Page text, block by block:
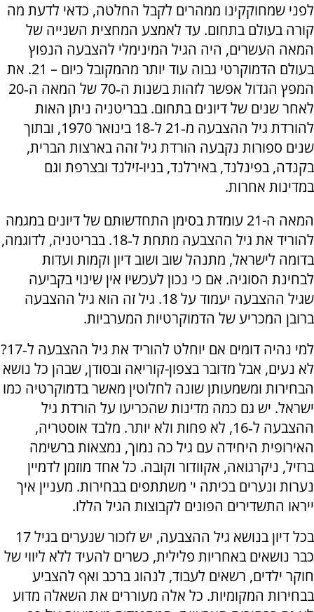
לפני שמחוקקינו ממהרים לקבל החלטה, כדאי לדעת מה
קורה בעולם בתחום. עד לאמצע המחצית השנייה של
המאה העשרים, היה הגיל המינימלי להצבעה הנפוץ
בעולם הדמוקרטי גבוה עוד יותר מהמקובל כיום – 21. את
המפץ הגדול אפשר לזהות בשנות ה‑70 של המאה ה‑20
לאחר שנים של דיונים בתחום. בבריטניה ניתן האות
להורדת גיל ההצבעה מ‑21 ל‑18 בינואר 1970, ובתוך
שנים ספורות נקבעה הורדת גיל זהה בארצות הברית,
בקנדה, בפינלנד, באירלנד, בניו-זילנד ובצרפת וגם
במדינות אחרות.
המאה ה-21 עומדת בסימן התחדשותם של דיונים במגמה
להוריד את גיל ההצבעה מתחת ל‑18. בבריטניה, לדוגמה,
בדומה לישראל, מתנהל שוב ושוב דיון וקמות ועדות
לבחינת הסוגיה. אם כי נכון לעכשיו אין שינוי בקביעה
שגיל ההצבעה יעמוד על 18. גיל זה הוא גיל ההצבעה
ברובן המכריע של הדמוקרטיות המערביות.
למי נהיה דומים אם יוחלט להוריד את גיל ההצבעה ל‑17?
לא נעים, אבל מדובר בצפון-קוריאה ובסודן, שבהן כל נושא
הבחירות ומשמעותן שונה לחלוטין מאשר בדמוקרטיה כמו
ישראל. יש גם כמה מדינות שהכריעו על הורדת גיל
ההצבעה ל‑16, לא פחות ולא יותר. מלבד אוסטריה,
האירופית היחידה עם גיל כה נמוך, נמצאות ברשימה
ברזיל, ניקרגואה, אקוודור וקובה. כל אחד מוזמן לדמיין
נערות ונערים בכיתה י' משתתפים בבחירות. מעניין איך
ייראו התשדירים הפונים לקבוצות הגיל הללו.
בכל דיון בנושא גיל ההצבעה, יש לזכור שנערים בגיל 17
כבר נושאים באחריות פלילית, כשרים להעיד ללא ליווי של
חוקר ילדים, רשאים לעבוד, לנהוג ברכב ואף להצביע
בבחירות המקומיות. כל אלה מעוררים את השאלה מדוע